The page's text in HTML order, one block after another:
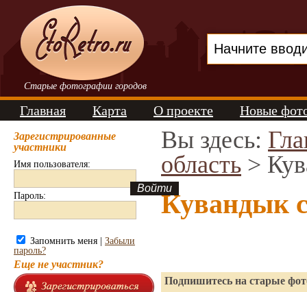
Старые фотографии городов
Главная Карта О проекте Новые
Зарегистрированные
участники
Имя пользователя:
Пароль:
Запомнить меня | Забыли
пароль?
Еще не участник?
Вы здесь:
область >
Кувандык
Подпишитесь на старые